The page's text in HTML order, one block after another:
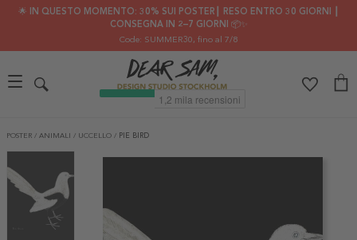
🌟 IN QUESTO MOMENTO: 30% SUI POSTER┃ RESO ENTRO 30 GIORNI ┃
CONSEGNA IN 2–7 GIORNI 📦✨
Code: SUMMER30, fino al 7/8
POSTER / ANIMALI / UCCELLO / PIE BIRD